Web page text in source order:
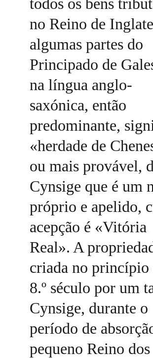
no Reino de
algumas partes do
Principado de
na língua anglo-
saxónica, então
predominante,
«herdade de
ou mais provável,
Cynsige que é um
próprio e apelido,
acepção é «Vitória
Real». A
criada no princípio
8.º século por um
Cynsige, durante o
período de
pequeno Reino dos